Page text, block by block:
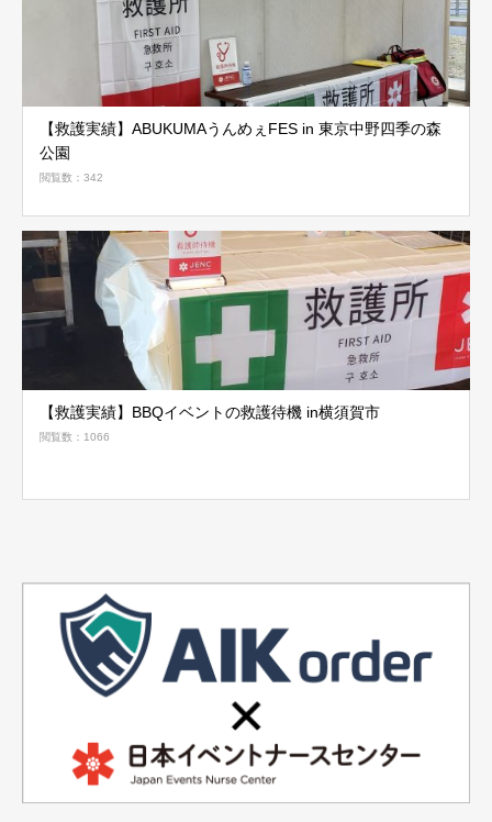
【救護実績】ABUKUMAうんめぇFES in 東京中野四季の森
公園
閲覧数：342
【救護実績】BBQイベントの救護待機 in横須賀市
閲覧数：1066